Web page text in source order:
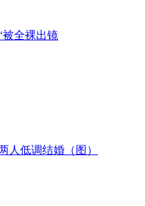
被全裸出镜
人低调结婚（图）